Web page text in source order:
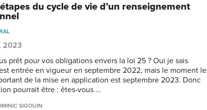
du cycle de vie d’un renseignement
2023
prêt pour vos obligations envers la loi 25 ? Oui je sais
entrée en vigueur en septembre 2022, mais le moment le
de la mise en application est septembre 2023. Donc
pourrait être : êtes-vous …
SIGOUIN